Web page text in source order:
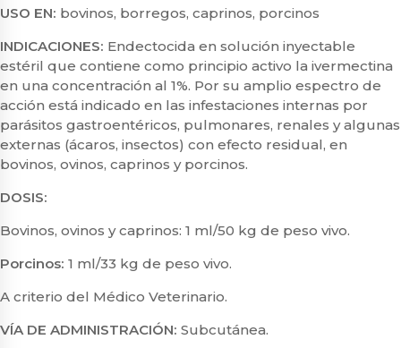
USO EN: bovinos, borregos, caprinos, porcinos
INDICACIONES: Endectocida en solución inyectable
estéril que contiene como principio activo la ivermectina
en una concentración al 1%. Por su amplio espectro de
acción está indicado en las infestaciones internas por
parásitos gastroentéricos, pulmonares, renales y algunas
externas (ácaros, insectos) con efecto residual, en
bovinos, ovinos, caprinos y porcinos.
DOSIS:
Bovinos, ovinos y caprinos: 1 ml/50 kg de peso vivo.
Porcinos: 1 ml/33 kg de peso vivo.
A criterio del Médico Veterinario.
VÍA DE ADMINISTRACIÓN: Subcutánea.